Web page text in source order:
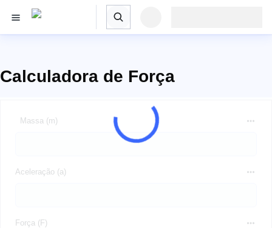
Calculadora de Força
Massa (m)
Aceleração (a)
Força (F)